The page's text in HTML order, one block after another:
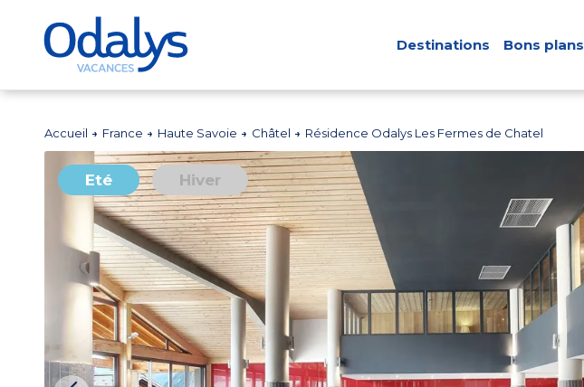
Destinations Bons plans
Accueil France Haute Savoie Châtel Résidence Odalys Les Fermes de Chatel
Eté Hiver